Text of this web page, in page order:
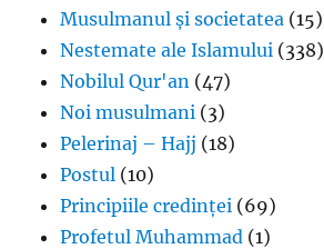
Musulmanul și societatea (15)
Nestemate ale Islamului (338)
Nobilul Qur'an (47)
Noi musulmani (3)
Pelerinaj – Hajj (18)
Postul (10)
Principiile credinței (69)
Profetul Muhammad (1)